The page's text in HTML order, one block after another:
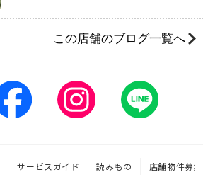
この店舗のブログ一覧へ
サービスガイド 読みもの 店舗物件募集